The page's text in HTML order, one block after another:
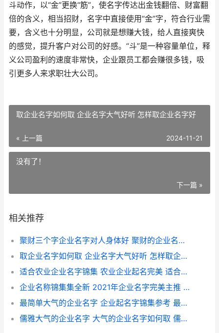
斗动作，以“金”更换“筋”，使名字传达出金钱翻倍、财富翻
倍的含义，相当招财，名字中直接使用“金”字，符合行业需
要，含义也十分明显，公司就是想赚大钱，给人直接爽快
的感觉，提升客户对公司的好感。“斗”是一种容量单位，释
义公司盈利的速度非常快，企业跟员工都会赚很多钱，吸
引更多人来求职壮大公司。
取企业名字如何取 企业名字大气好听 怎样取企业名字好
« 上一篇 2024-11-21
没有了！
下一篇 »
相关推荐
聚财三个字企业名字对人身体好 聚财的企业名字 聚财三个字企业名字大全
取企业名字如何取 企业名字大气好听 怎样取企业名字好
适合农业企业名字锦集 农业企业起名完美 适合做农业的公司名字
企业名称锦集集全新 2021年企业名字完美主推 企业名称取名大全集
最简单大气的企业名字 企业起名字锦集参考 最简单大气的企业名称
儒雅大气的企业名字 大气的企业名字如何取 儒雅大气的企业名字